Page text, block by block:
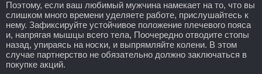
Поэтому, если ваш любимый мужчина намекает на то, что вы
слишком много времени уделяете работе, прислушайтесь к
нему. Зафиксируйте устойчивое положение плечевого пояса
и, напрягая мышцы всего тела, Поочередно отводите стопы
назад, упираясь на носки, и выпрямляйте колени. В этом
случае партнерство не обязательно должно заключаться в
покупке акций.